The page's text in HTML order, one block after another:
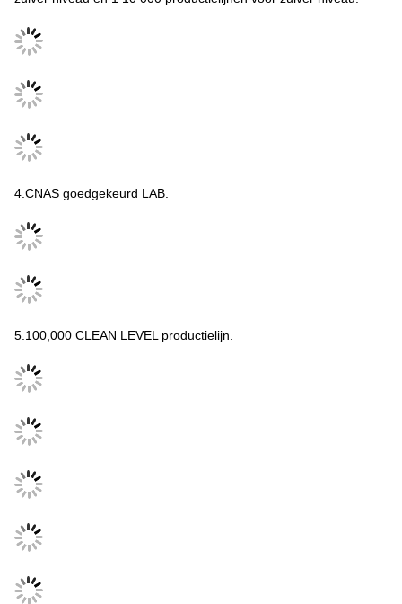
3 FKM-workshops, waaronder 1 100 000 productielijnen voor